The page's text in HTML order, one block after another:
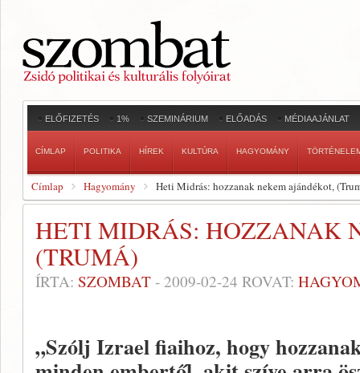
ELŐFIZETÉS 1% SZEMINÁRIUM ELŐADÁS MÉDIAAJÁNLAT
CÍMLAP POLITIKA HÍREK KULTÚRA HAGYOMÁNY
Címlap Hagyomány Heti Midrás: hozzanak nekem ajándékot,
HETI MIDRÁS: HOZZANAK
(TRUMÁ)
ÍRTA: SZOMBAT - 2009-02-24 ROVAT:
„Szólj Izrael fiaihoz, hogy